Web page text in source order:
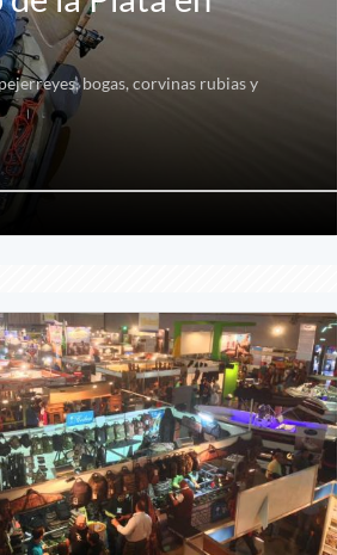
bogas, corvinas rubias y